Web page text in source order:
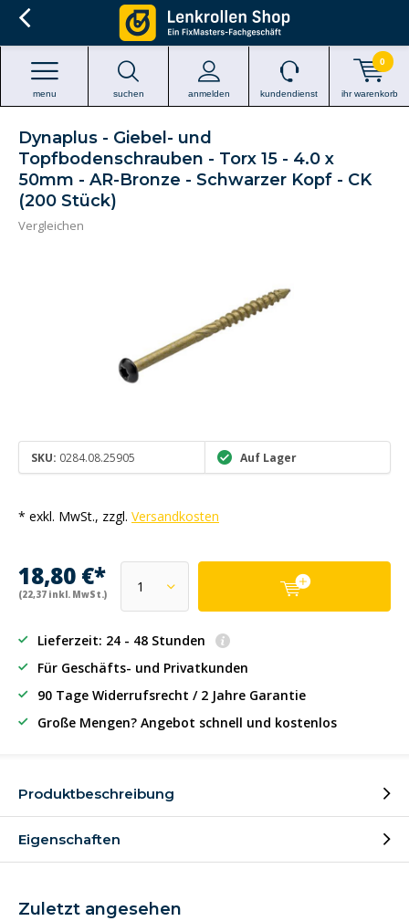
suchen anmelden
menu kundendienst ihr warenkorb
0
Dynaplus - Giebel- und
Topfbodenschrauben - Torx 15 - 4.0 x
50mm - AR-Bronze - Schwarzer Kopf - CK
(200 Stück)
Vergleichen
SKU: 0284.08.25905 Auf Lager
* exkl. MwSt., zzgl. Versandkosten
18,80 €*
(22,37 inkl. MwSt.)
Lieferzeit: 24 - 48 Stunden
Für Geschäfts- und Privatkunden
90 Tage Widerrufsrecht / 2 Jahre Garantie
Große Mengen? Angebot schnell und kostenlos
Produktbeschreibung
Eigenschaften
Zuletzt angesehen